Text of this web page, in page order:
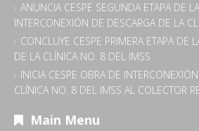
ANUNCIA CESPE SEGUNDA ETAPA DE
INTERCONEXIÓN DE DESCARGA DE LA
CONCLUYE CESPE PRIMERA ETAPA DE
DE LA CLÍNICA NO. 8 DEL IMSS
INICIA CESPE OBRA DE
CLÍNICA NO. 8 DEL IMSS AL COLECTOR
Main Menu